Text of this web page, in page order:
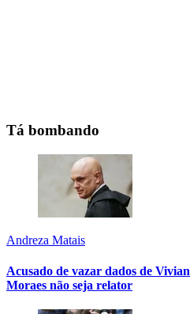
Tá bombando
Andreza Matais
Acusado de vazar dados de
Moraes não seja relator